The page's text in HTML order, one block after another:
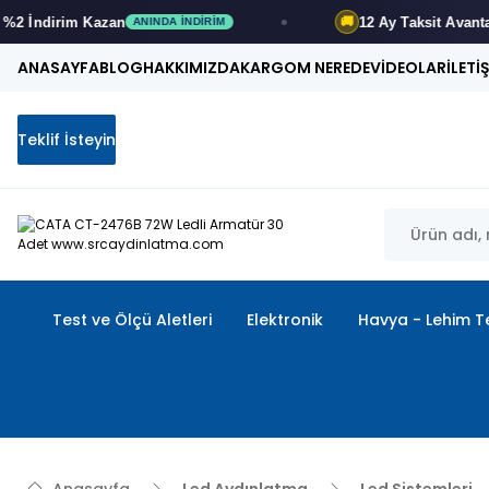
ANINDA İNDIRIM 🚚 12 Ay Taksit Avantajı FIRSATI KAÇIRMA
ANASAYFABLOGHAKKIMIZDAKARGOM NEREDEVİDEOLAR
Teklif İsteyin
Test ve Ölçü Aletleri Elektronik Havya - Lehim